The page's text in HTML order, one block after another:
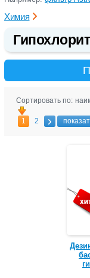
Химия
Сортировать по:
1 2